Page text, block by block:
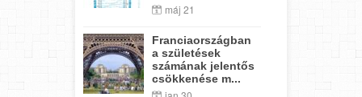
máj 21
Franciaországban
a születések
számának jelentős
csökkenése m...